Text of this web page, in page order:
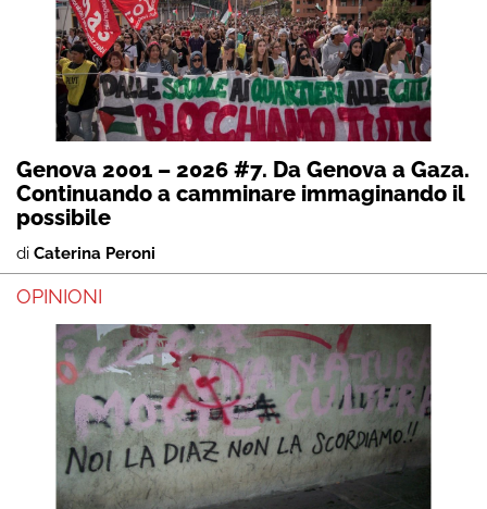
Genova 2001 – 2026 #7. Da Genova a Gaza.
Continuando a camminare immaginando il
possibile
di Caterina Peroni
OPINIONI